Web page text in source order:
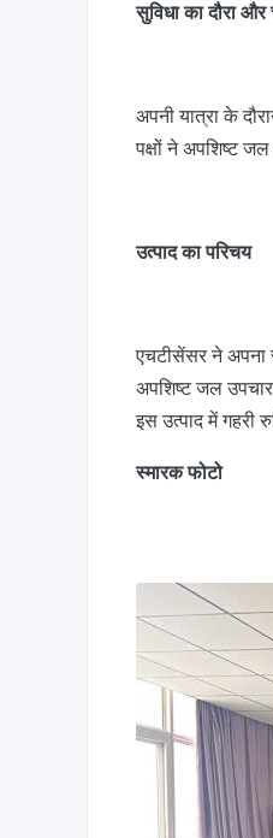
सुविधा का दौरा और
अपनी यात्रा के
पक्षों ने अपशिष्ट
उत्पाद का परिचय
एचटीसेंसर ने अपना
अपशिष्ट जल उपचार
इस उत्पाद में गहरी
स्मारक फोटो